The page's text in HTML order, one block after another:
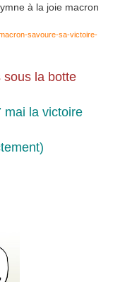
savoure-sa-victoire-
sous la botte
mai la victoire